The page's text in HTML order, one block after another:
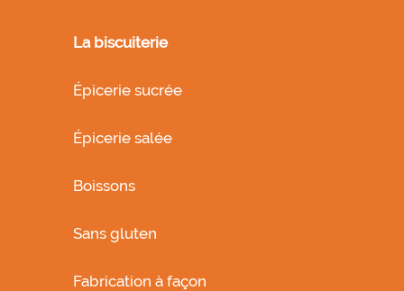
La biscuiterie
Épicerie sucrée
Épicerie salée
Boissons
Sans gluten
Fabrication à façon